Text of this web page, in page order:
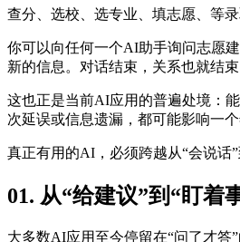
查分、选校、选专业、填志愿、等
你可以向任何一个AI助手询问志愿
新的信息。对话结束，关系也就结束
这也正是当前AI应用的普遍处境：
次延误或信息遗漏，都可能影响一
真正有用的AI，必须跨越从“会说话”
01. 从“给建议”到“盯着
大多数AI应用至今停留在“问了才答